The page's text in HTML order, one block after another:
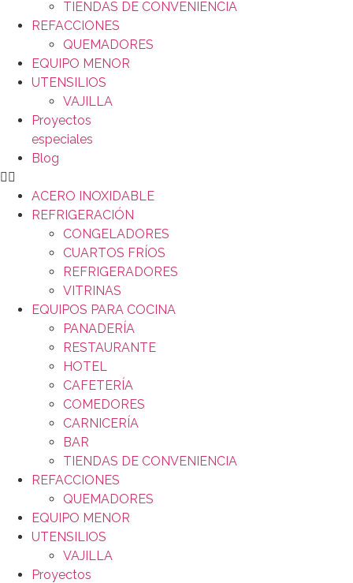
TIENDAS DE CONVENIENCIA
REFACCIONES
QUEMADORES
EQUIPO MENOR
UTENSILIOS
VAJILLA
Proyectos
especiales
Blog
ACERO INOXIDABLE
REFRIGERACIÓN
CONGELADORES
CUARTOS FRÍOS
REFRIGERADORES
VITRINAS
EQUIPOS PARA COCINA
PANADERÍA
RESTAURANTE
HOTEL
CAFETERÍA
COMEDORES
CARNICERÍA
BAR
TIENDAS DE CONVENIENCIA
REFACCIONES
QUEMADORES
EQUIPO MENOR
UTENSILIOS
VAJILLA
Proyectos